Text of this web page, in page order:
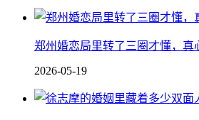
郑州婚恋局里转了三圈才懂，真
2026-05-19